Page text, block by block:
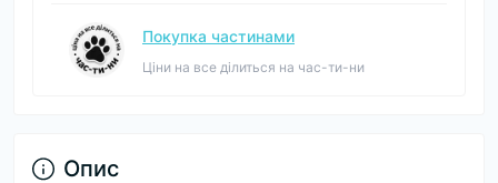
Покупка частинами
Ціни на все ділиться на час-ти-ни
Опис